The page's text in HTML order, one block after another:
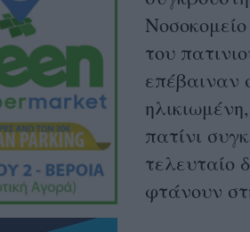
του
επέβαιναν
πατίνι
τελευταίο
φτάνουν